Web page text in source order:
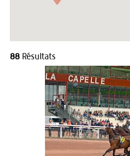
88 Résultats